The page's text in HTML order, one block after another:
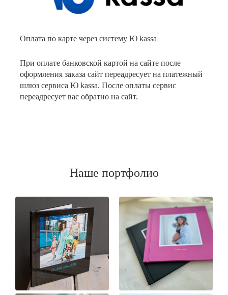
Оплата по карте через систему Ю kassa
При оплате банковской картой на сайте после
оформления заказа сайт переадресует на платежный
шлюз сервиса Ю kassa. После оплаты сервис
переадресует вас обратно на сайт.
Наше портфолио